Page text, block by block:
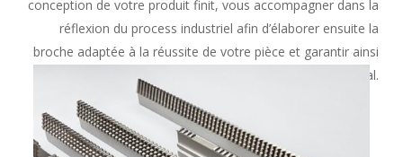
conception de votre produit finit, vous accompagner dans la
réflexion du process industriel afin d’élaborer ensuite la
broche adaptée à la réussite de votre pièce et garantir ainsi
le succès de votre projet global.